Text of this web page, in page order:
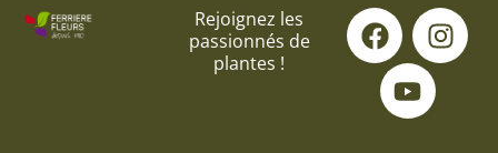
Rejoignez les
passionnés de
plantes !
F
a
c
e
I
n
s
Y
o
u
t
u